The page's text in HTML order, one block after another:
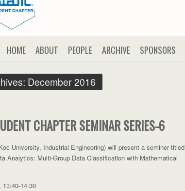
SPONSORS
ARCHIVE
PEOPLE
ABOUT
HOME
December 2016
CHAPTER SEMINAR SERIES-6
University, Industrial Engineering) will present a seminer titled
Analytics: Multi-Group Data Classification with Mathematical
13:40-14:30